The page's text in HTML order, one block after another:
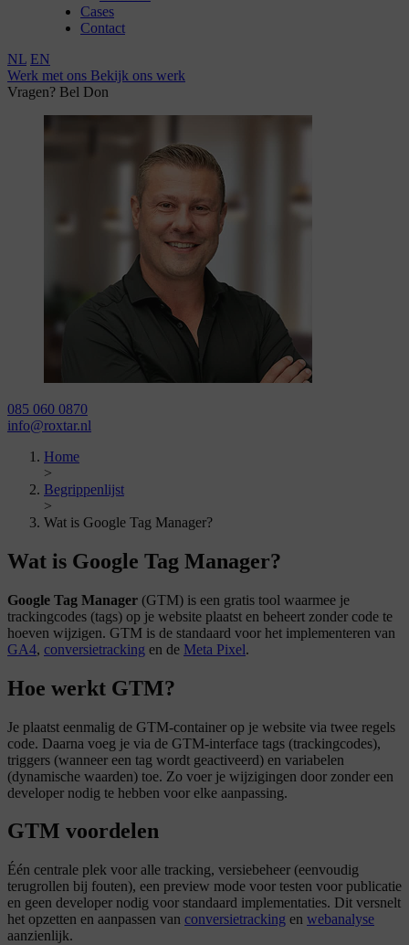
Cases
Contact
NL EN
Werk met ons Bekijk ons werk
Vragen? Bel Don
085 060 0870
info@roxtar.nl
Home
>
Begrippenlijst
>
Wat is Google Tag Manager?
Wat is Google Tag Manager?
Google Tag Manager (GTM) is een gratis tool waarmee je
trackingcodes (tags) op je website plaatst en beheert zonder code te
hoeven wijzigen. GTM is de standaard voor het implementeren van
GA4, conversietracking en de Meta Pixel.
Hoe werkt GTM?
Je plaatst eenmalig de GTM-container op je website via twee regels
code. Daarna voeg je via de GTM-interface tags (trackingcodes),
triggers (wanneer een tag wordt geactiveerd) en variabelen
(dynamische waarden) toe. Zo voer je wijzigingen door zonder een
developer nodig te hebben voor elke aanpassing.
GTM voordelen
Één centrale plek voor alle tracking, versiebeheer (eenvoudig
terugrollen bij fouten), een preview mode voor testen voor publicatie
en geen developer nodig voor standaard implementaties. Dit versnelt
het opzetten en aanpassen van conversietracking en webanalyse
aanzienlijk.